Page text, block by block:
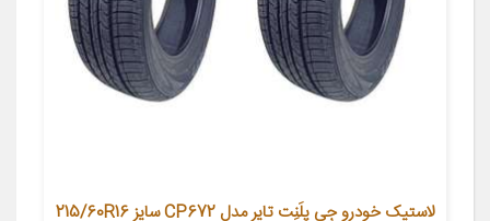
لاستیک خودرو جِی‌ پِلَنِت تایر مدل CP672 سایز 215/60R16